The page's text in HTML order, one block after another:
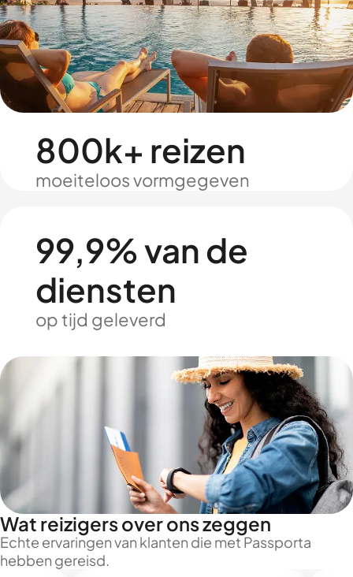
800k+ reizen
moeiteloos vormgegeven
99,9% van de
diensten
op tijd geleverd
Wat reizigers over ons zeggen
Echte ervaringen van klanten die met Passporta
hebben gereisd.